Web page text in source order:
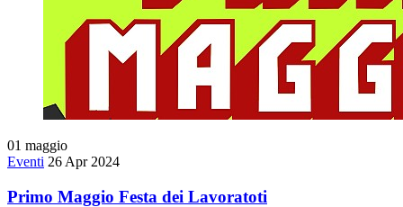
01 maggio
Eventi 26 Apr 2024
Primo Maggio Festa dei Lavoratoti